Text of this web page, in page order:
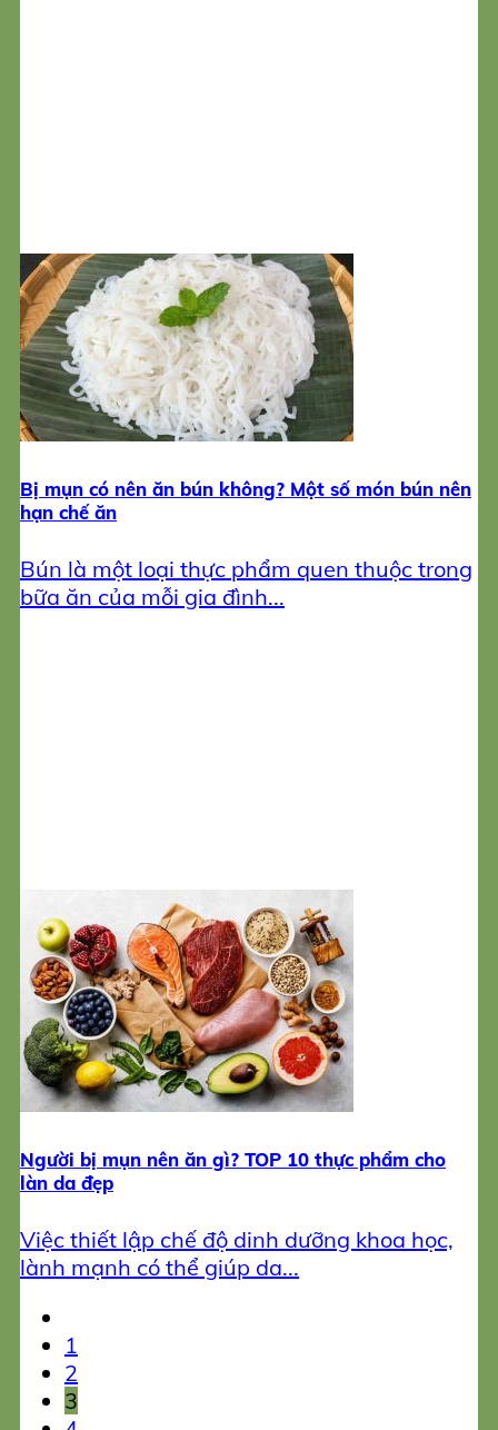
Bị mụn có nên ăn bún không? Một số món bún nên
hạn chế ăn
Bún là một loại thực phẩm quen thuộc trong
bữa ăn của mỗi gia đình...
Người bị mụn nên ăn gì? TOP 10 thực phẩm cho
làn da đẹp
Việc thiết lập chế độ dinh dưỡng khoa học,
lành mạnh có thể giúp da...
1
2
3